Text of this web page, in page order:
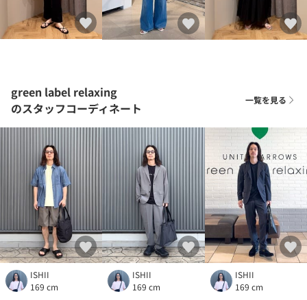
green label relaxing
のスタッフコーディネート
一覧を見る
ISHII
169 cm
ISHII
169 cm
ISHII
169 cm